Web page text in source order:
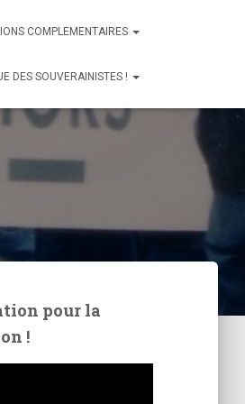
COMPLEMENTAIRES
DES SOUVERAINISTES !
pour la
!